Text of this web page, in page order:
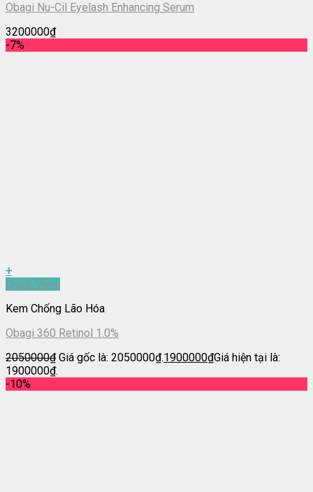
Obagi Nu-Cil Eyelash Enhancing Serum
3200000₫
-7%
+
Quick View
Kem Chống Lão Hóa
Obagi 360 Retinol 1.0%
2050000₫ Giá gốc là: 2050000₫.1900000₫Giá hiện tại là:
1900000₫.
-10%